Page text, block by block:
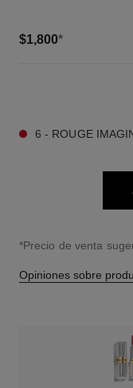
$1,800*
6 - ROUGE
↩
*Precio de venta
Opiniones sobre